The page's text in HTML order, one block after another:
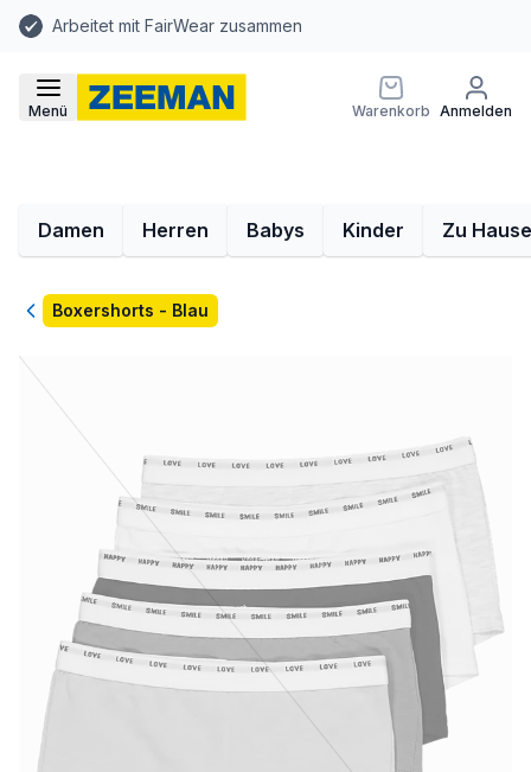
Arbeitet mit FairWear zusammen
Menü Warenkorb Anmelden
Damen Herren Babys Kinder Zu Hause
ZurückBoxershorts - Blau